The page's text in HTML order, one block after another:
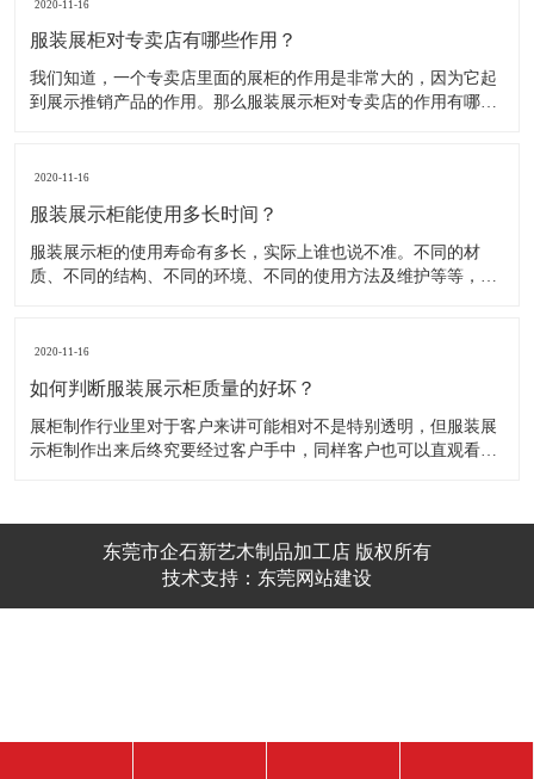
2020-11-16
服装展柜对专卖店有哪些作用？
我们知道，一个专卖店里面的展柜的作用是非常大的，因为它起
到展示推销产品的作用。那么服装展示柜对专卖店的作用有哪些
陈列展示商品。把商品的风采展现在消费者面前，使消费者对商
2020-11-16
服装展示柜能使用多长时间？
服装展示柜的使用寿命有多长，实际上谁也说不准。不同的材
质、不同的结构、不同的环境、不同的使用方法及维护等等，都
短的。供自家公司展厅用，可能需要稍长些，对于一些商场专
2020-11-16
如何判断服装展示柜质量的好坏？
展柜制作行业里对于客户来讲可能相对不是特别透明，但服装展
示柜制作出来后终究要经过客户手中，同样客户也可以直观看到
从这两点来分析： 展柜厂将产品展柜制作完成后通过运送展柜到
东莞市企石新艺木制品加工店 版权所有
技术支持： 东莞网站建设​